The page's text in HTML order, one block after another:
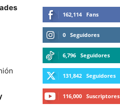
162,114 Fans
0 Seguidores
6,796 Seguidores
131,842 Seguidores
116,000 Suscriptores